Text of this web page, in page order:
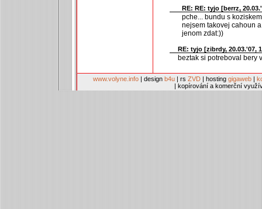
RE: RE: tyjo [berrz,
pche... bundu s
nejsem takovej cahoun
jenom zdat:))
RE: tyjo [zibrdy, 20.03.'07,
beztak si potreboval bery
www.volyne.info | design b4u | rs ZVD | hosting gigaweb |
| kopírování a komerční